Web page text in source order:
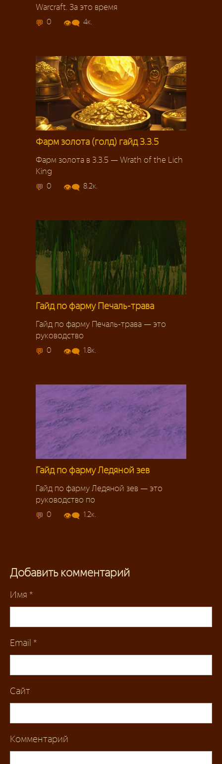
Warcraft. За это время
0 4к.
Фарм золота (голд) гайд 3.3.5
Фарм золота в 3.3.5 — Wrath of the Lich
King
0 8.2к.
Гайд по фарму Печаль-трава
Гайд по фарму Печаль-трава — это
руководство
0 1.8к.
Гайд по фарму Ледяной зев
Гайд по фарму Ледяной зев — это
руководство по
0 1.2к.
Добавить комментарий
Имя *
Email *
Сайт
Комментарий